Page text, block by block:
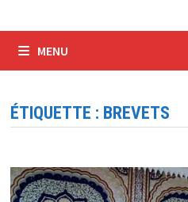
MENU
ÉTIQUETTE : BREVETS